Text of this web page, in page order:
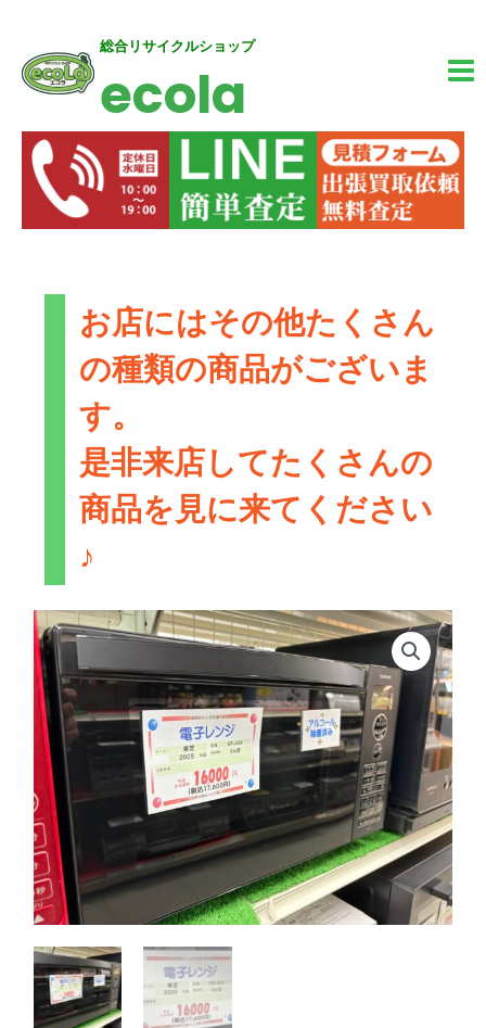
総合リサイクルショップ
ecola
お店にはその他たくさん
の種類の商品がございま
す。
是非来店してたくさんの
商品を見に来てください
♪